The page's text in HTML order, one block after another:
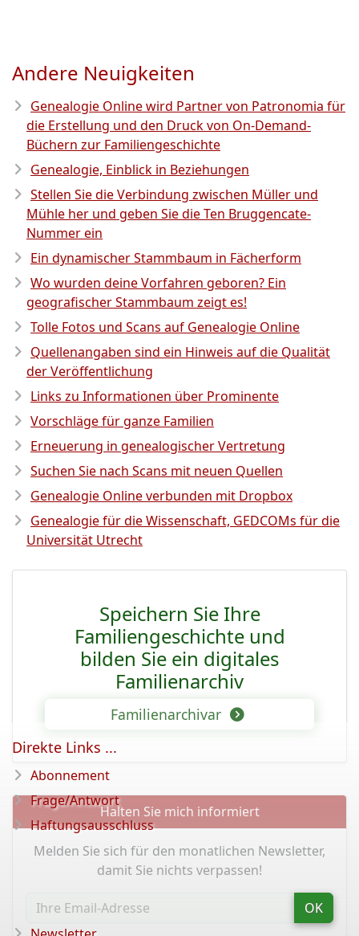
Andere Neuigkeiten
Genealogie Online wird Partner von Patronomia für
die Erstellung und den Druck von On-Demand-
Büchern zur Familiengeschichte
Genealogie, Einblick in Beziehungen
Stellen Sie die Verbindung zwischen Müller und
Mühle her und geben Sie die Ten Bruggencate-
Nummer ein
Ein dynamischer Stammbaum in Fächerform
Wo wurden deine Vorfahren geboren? Ein
geografischer Stammbaum zeigt es!
Tolle Fotos und Scans auf Genealogie Online
Quellenangaben sind ein Hinweis auf die Qualität
der Veröffentlichung
Links zu Informationen über Prominente
Vorschläge für ganze Familien
Erneuerung in genealogischer Vertretung
Suchen Sie nach Scans mit neuen Quellen
Genealogie Online verbunden mit Dropbox
Genealogie für die Wissenschaft, GEDCOMs für die
Universität Utrecht
Speichern Sie Ihre
Familiengeschichte und
bilden Sie ein digitales
Familienarchiv
Familienarchivar
Halten Sie mich informiert
Melden Sie sich für den monatlichen Newsletter,
damit Sie nichts verpassen!
OK
Direkte Links ...
Abonnement
Frage/Antwort
Haftungsausschluss